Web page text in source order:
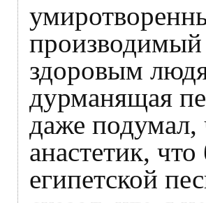
здоровым
дурманящая
даже подумал,
анастетик,
египетской